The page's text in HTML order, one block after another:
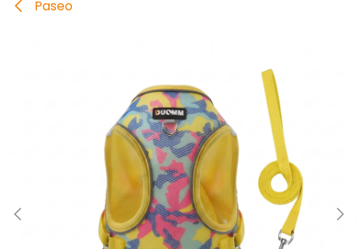
Paseo